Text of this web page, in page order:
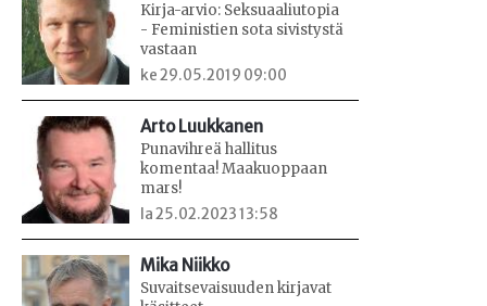
Kirja-arvio: Seksuaaliutopia
- Feministien sota sivistystä
vastaan
ke 29.05.2019 09:00
Arto Luukkanen
Punavihreä hallitus
komentaa! Maakuoppaan
mars!
la 25.02.2023 13:58
Mika Niikko
Suvaitsevaisuuden kirjavat